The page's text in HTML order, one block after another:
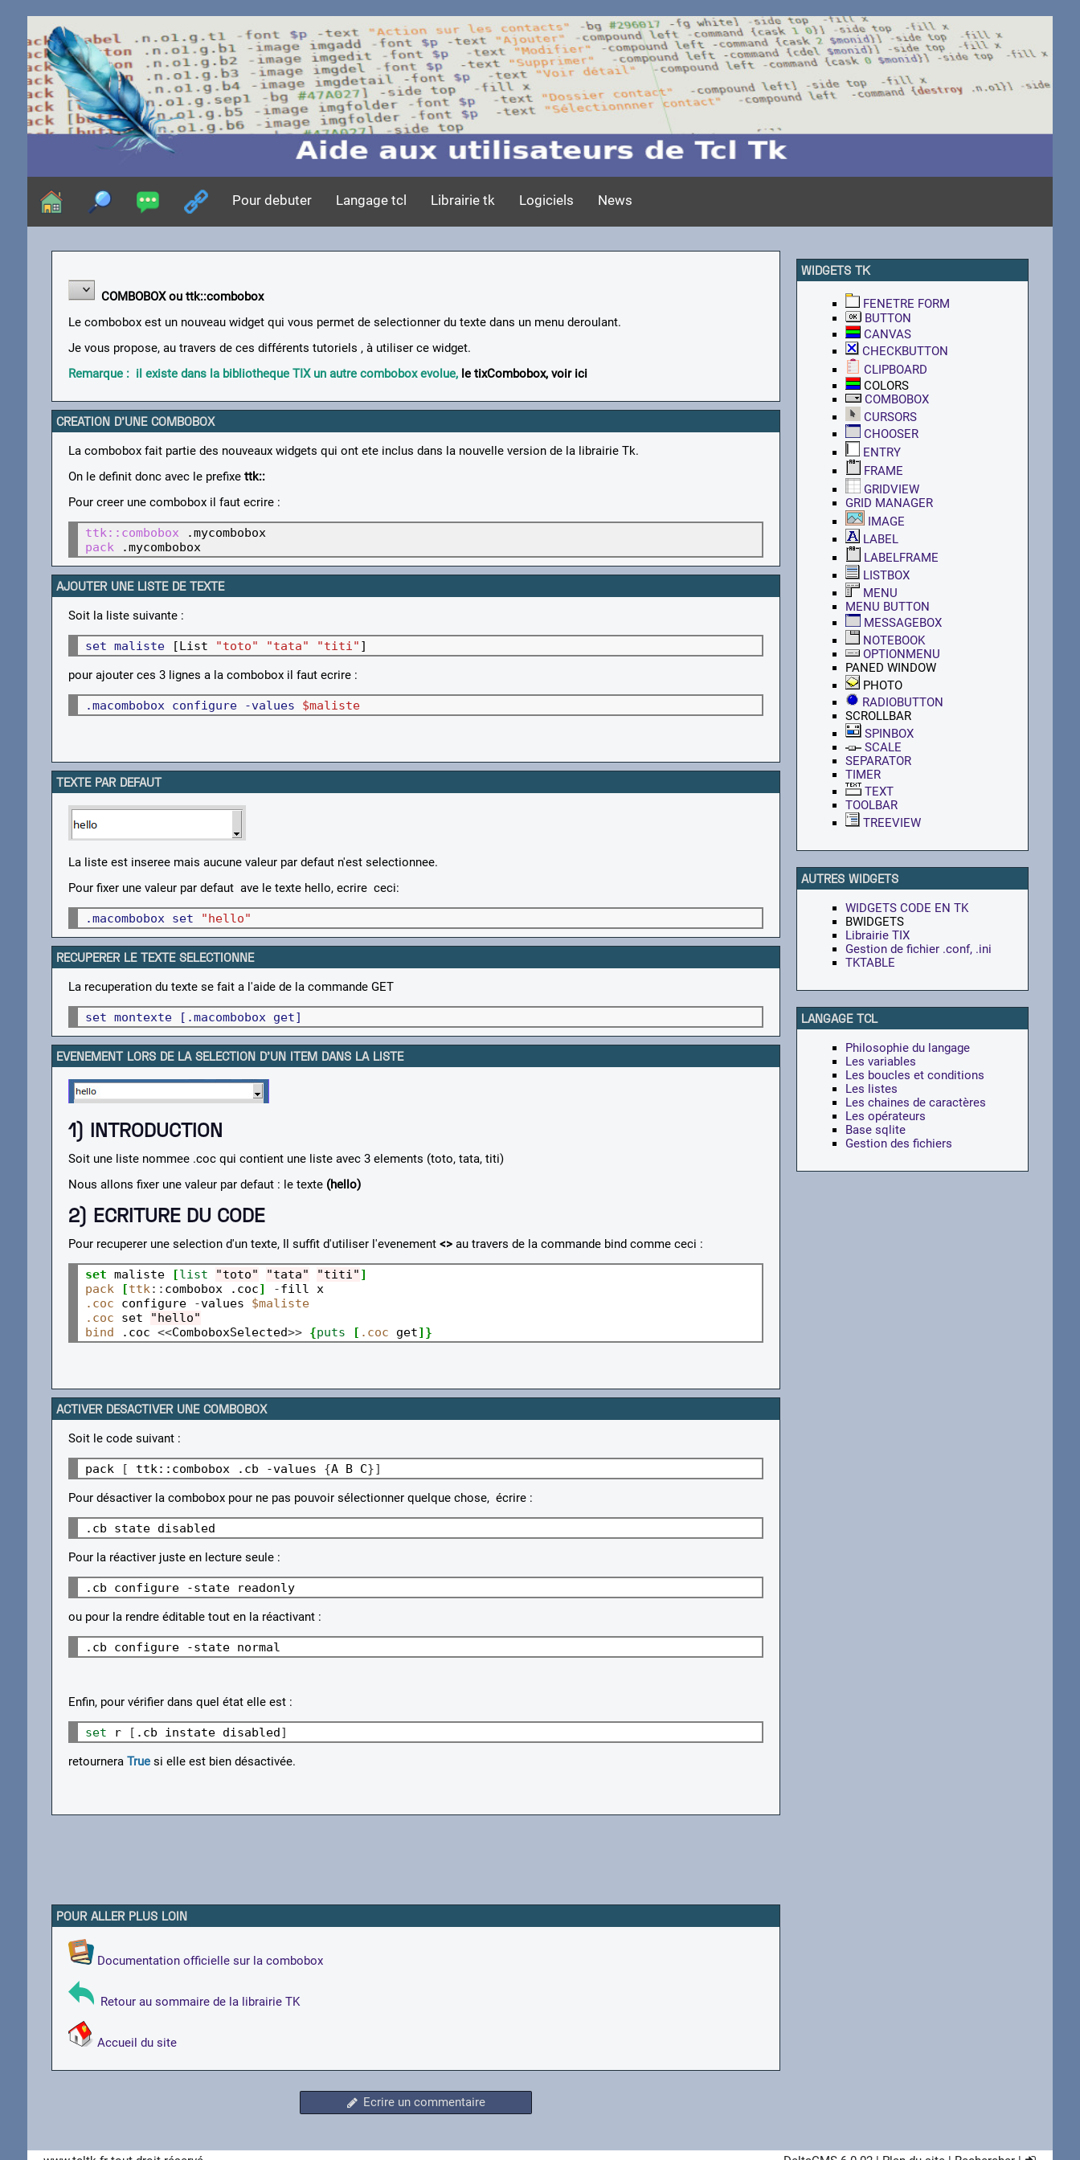
Pour debuter Langage tcl Librairie tk Logiciels News
COMBOBOX ou ttk::combobox
Le combobox est un nouveau widget qui vous permet de selectionner du texte dans un menu deroulant.
Je vous propose, au travers de ces différents tutoriels , à utiliser ce widget.
Remarque : il existe dans la bibliotheque TIX un autre combobox evolue, le tixCombobox, voir ici
CREATION D'UNE COMBOBOX
La combobox fait partie des nouveaux widgets qui ont ete inclus dans la nouvelle version de la librairie Tk.
On le definit donc avec le prefixe ttk::
Pour creer une combobox il faut ecrire :
ttk::combobox
pack .mycombobox
AJOUTER UNE LISTE DE TEXTE
Soit la liste suivante :
set maliste [List "toto" "tata" "titi" ]
pour ajouter ces 3 lignes a la combobox il faut ecrire :
.macombobox configure -values $maliste
TEXTE PAR DEFAUT
La liste est inseree mais aucune valeur par defaut n'est selectionnee.
Pour fixer une valeur par defaut ave le texte hello, ecrire ceci:
.macombobox set "hello"
RECUPERER LE TEXTE SELECTIONNE
La recuperation du texte se fait a l'aide de la commande GET
set montexte [.macombobox get]
EVENEMENT LORS DE LA SELECTION D'UN ITEM DANS LA LISTE
1) INTRODUCTION
Soit une liste nommee .coc qui contient une liste avec 3 elements (toto, tata, titi)
Nous allons fixer une valeur par defaut : le texte(hello)
2) ECRITURE DU CODE
Pour recuperer une selection d'un texte, Il suffit d'utiliser l'evenement <> au travers de la commande bind comme ceci :
set maliste [list "toto" "tata" "titi" ]
pack
[ttk :: combobox .coc] -
.coc configure -values $maliste
.coc set
"hello"
bind .coc <<ComboboxSelected>> {puts [ .coc get]}
ACTIVER DESACTIVER UNE COMBOBOX
Soit le code suivant :
pack [ ttk::combobox .cb -values {A B C}]
Pour désactiver la combobox pour ne pas pouvoir sélectionner quelque chose, écrire :
Pour la réactiver juste en lecture seule :
.cb configure -state readonly
ou pour la rendre éditable tout en la réactivant :
Enfin, pour vérifier dans quel état elle est :
set r [ .cb instate disabled]
retournera Truesi elle est bien désactivée.
POUR ALLER PLUS LOIN
Documentation officielle sur la combobox
Retour au sommaire de la librairie TK
Accueil du site
Ecrire un commentaire
WIDGETS TK
FENETRE FORM
BUTTON
CANVAS
CHECKBUTTON
CLIPBOARD
COLORS
COMBOBOX
CURSORS
CHOOSER
ENTRY
FRAME
GRIDVIEW
GRID MANAGER
IMAGE
LABEL
LABELFRAME
LISTBOX
MENU
MENU BUTTON
MESSAGEBOX
NOTEBOOK
OPTIONMENU
PANED WINDOW
PHOTO
RADIOBUTTON
SCROLLBAR
SPINBOX
SCALE
SEPARATOR
TIMER
TEXT
TOOLBAR
TREEVIEW
AUTRES WIDGETS
WIDGETS CODE EN TK
BWIDGETS
Librairie TIX
Gestion de fichier .conf, .ini
TKTABLE
LANGAGE TCL
Philosophie du langage
Les variables
Les boucles et conditions
Les listes
Les chaines de caractères
Les opérateurs
Base sqlite
Gestion des fichiers